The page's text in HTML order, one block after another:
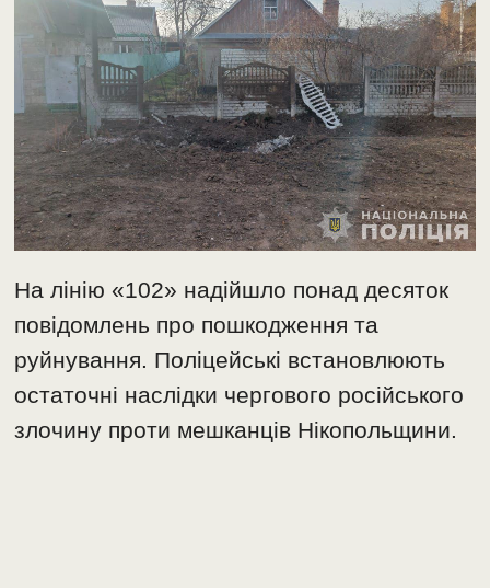
На лінію «102» надійшло понад десяток
повідомлень про пошкодження та
руйнування. Поліцейські встановлюють
остаточні наслідки чергового російського
злочину проти мешканців Нікопольщини.